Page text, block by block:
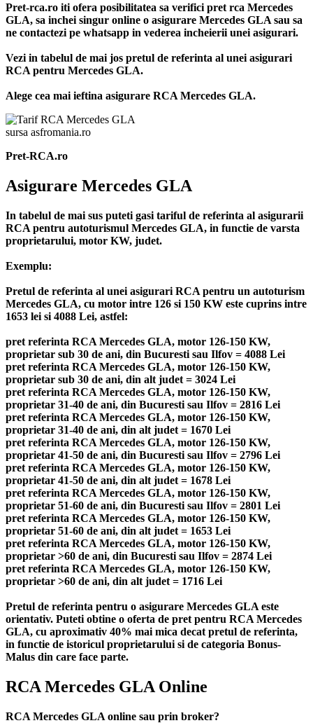
Pret-rca.ro iti ofera posibilitatea sa verifici pret rca Mercedes
GLA, sa inchei singur online o asigurare Mercedes GLA sau sa
ne contactezi pe whatsapp in vederea incheierii unei asigurari.
Vezi in tabelul de mai jos pretul de referinta al unei asigurari
RCA pentru Mercedes GLA.
Alege cea mai ieftina asigurare RCA Mercedes GLA.
sursa asfromania.ro
Pret-RCA.ro
Asigurare Mercedes GLA
In tabelul de mai sus puteti gasi tariful de referinta al asigurarii
RCA pentru autoturismul Mercedes GLA, in functie de varsta
proprietarului, motor KW, judet.
Exemplu:
Pretul de referinta al unei asigurari RCA pentru un autoturism
Mercedes GLA, cu motor intre 126 si 150 KW este cuprins intre
1653 lei si 4088 Lei, astfel:
pret referinta RCA Mercedes GLA, motor 126-150 KW,
proprietar sub 30 de ani, din Bucuresti sau Ilfov = 4088 Lei
pret referinta RCA Mercedes GLA, motor 126-150 KW,
proprietar sub 30 de ani, din alt judet = 3024 Lei
pret referinta RCA Mercedes GLA, motor 126-150 KW,
proprietar 31-40 de ani, din Bucuresti sau Ilfov = 2816 Lei
pret referinta RCA Mercedes GLA, motor 126-150 KW,
proprietar 31-40 de ani, din alt judet = 1670 Lei
pret referinta RCA Mercedes GLA, motor 126-150 KW,
proprietar 41-50 de ani, din Bucuresti sau Ilfov = 2796 Lei
pret referinta RCA Mercedes GLA, motor 126-150 KW,
proprietar 41-50 de ani, din alt judet = 1678 Lei
pret referinta RCA Mercedes GLA, motor 126-150 KW,
proprietar 51-60 de ani, din Bucuresti sau Ilfov = 2801 Lei
pret referinta RCA Mercedes GLA, motor 126-150 KW,
proprietar 51-60 de ani, din alt judet = 1653 Lei
pret referinta RCA Mercedes GLA, motor 126-150 KW,
proprietar >60 de ani, din Bucuresti sau Ilfov = 2874 Lei
pret referinta RCA Mercedes GLA, motor 126-150 KW,
proprietar >60 de ani, din alt judet = 1716 Lei
Pretul de referinta pentru o asigurare Mercedes GLA este
orientativ. Puteti obtine o oferta de pret pentru RCA Mercedes
GLA, cu aproximativ 40% mai mica decat pretul de referinta,
in functie de istoricul proprietarului si de categoria Bonus-
Malus din care face parte.
RCA Mercedes GLA Online
RCA Mercedes GLA online sau prin broker?